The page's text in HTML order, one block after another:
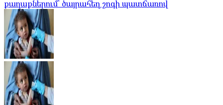
քաղաքներում՝ ծայրահեղ շոգի պատճառով